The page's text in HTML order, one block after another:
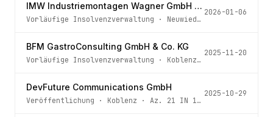
IMW Industriemontagen Wagner GmbH & Co. KG
Vorläufige Insolvenzverwaltung · Neuwied· Az.
2026-01-06
BFM GastroConsulting GmbH & Co. KG
Vorläufige Insolvenzverwaltung · Koblenz· Az.
2025-11-20
DevFuture Communications GmbH
Veröffentlichung · Koblenz · Az. 21 IN 198/25
2025-10-29